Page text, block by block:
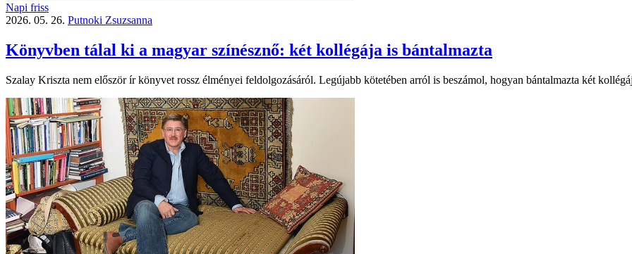
Napi friss
2026. 05. 26. Putnoki Zsuzsanna
Könyvben tálal ki a magyar színésznő: két kollégája is bántalmazta
Szalay Kriszta nem először ír könyvet rossz élményei feldolgozásáról. Legújabb kötetében arról is beszámol, hogyan bántalmazta két